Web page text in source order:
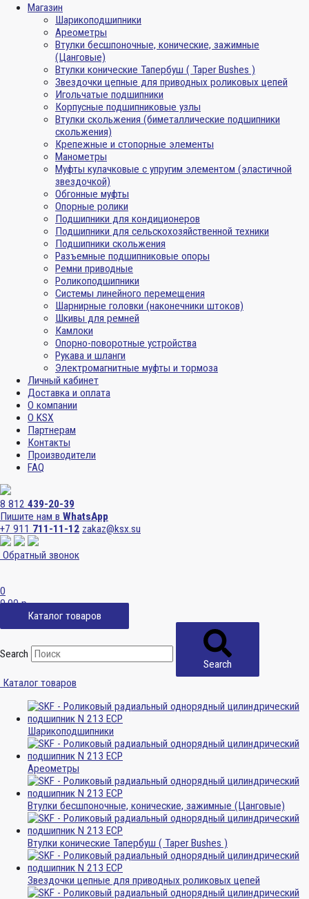
Магазин
Шарикоподшипники
Ареометры
Втулки бесшпоночные, конические, зажимные
(Цанговые)
Втулки конические Тапербуш ( Taper Bushes )
Звездочки цепные для приводных роликовых цепей
Игольчатые подшипники
Корпусные подшипниковые узлы
Втулки скольжения (биметаллические подшипники
скольжения)
Крепежные и стопорные элементы
Манометры
Муфты кулачковые с упругим элементом (эластичной
звездочкой)
Обгонные муфты
Опорные ролики
Подшипники для кондиционеров
Подшипники для сельскохозяйственной техники
Подшипники скольжения
Разъемные подшипниковые опоры
Ремни приводные
Роликоподшипники
Системы линейного перемещения
Шарнирные головки (наконечники штоков)
Шкивы для ремней
Камлоки
Опорно-поворотные устройства
Рукава и шланги
Электромагнитные муфты и тормоза
Личный кабинет
Доставка и оплата
О компании
О KSX
Партнерам
Контакты
Производители
FAQ
8 812 439-20-39
Пишите нам в WhatsApp
+7 911 711-11-12 zakaz@ksx.su
Обратный звонок
0
0,00р.
Каталог товаров
Search
Search
Каталог товаров
Шарикоподшипники
Ареометры
Втулки бесшпоночные, конические, зажимные (Цанговые)
Втулки конические Тапербуш ( Taper Bushes )
Звездочки цепные для приводных роликовых цепей